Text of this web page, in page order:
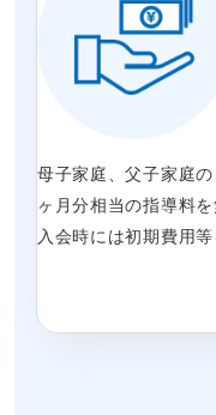
母子家庭、父子家庭
ヶ月分相当の指導料
入会時には初期費用等